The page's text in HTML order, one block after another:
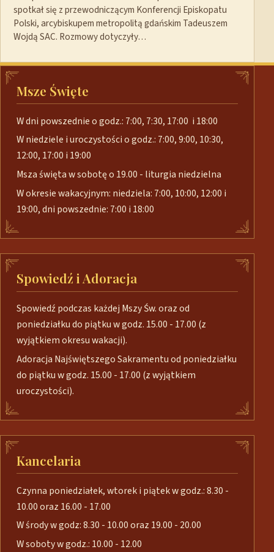
spotkał się z przewodniczącym Konferencji Episkopatu
Polski, arcybiskupem metropolitą gdańskim Tadeuszem
Wojdą SAC. Rozmowy dotyczyły…
Msze Święte
W dni powszednie o godz.: 7:00, 7:30, 17:00 i 18:00
W niedziele i uroczystości o godz.: 7:00, 9:00, 10:30,
12:00, 17:00 i 19:00
Msza święta w sobotę o 19.00 - liturgia niedzielna
W okresie wakacyjnym: niedziela: 7:00, 10:00, 12:00 i
19:00, dni powszednie: 7:00 i 18:00
Spowiedź i Adoracja
Spowiedź podczas każdej Mszy Św. oraz od
poniedziałku do piątku w godz. 15.00 - 17.00 (z
wyjątkiem okresu wakacji).
Adoracja Najświętszego Sakramentu od poniedziałku
do piątku w godz. 15.00 - 17.00 (z wyjątkiem
uroczystości).
Kancelaria
Czynna poniedziałek, wtorek i piątek w godz.: 8.30 -
10.00 oraz 16.00 - 17.00
W środy w godz: 8.30 - 10.00 oraz 19.00 - 20.00
W soboty w godz.: 10.00 - 12.00